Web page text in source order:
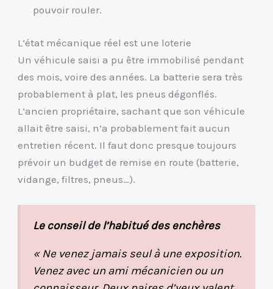
pouvoir rouler.
L’état mécanique réel est une loterie
Un véhicule saisi a pu être immobilisé pendant
des mois, voire des années. La batterie sera très
probablement à plat, les pneus dégonflés.
L’ancien propriétaire, sachant que son véhicule
allait être saisi, n’a probablement fait aucun
entretien récent. Il faut donc presque toujours
prévoir un budget de remise en route (batterie,
vidange, filtres, pneus…).
Le conseil de l’habitué des enchères
« Ne venez jamais seul à une exposition.
Venez avec un ami mécanicien ou un